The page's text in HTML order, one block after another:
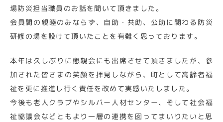
場防災担当職員のお話を聞いて頂きました。
会員間の親睦のみならず、自助・共助、公助に関わる防災
研修の場を設けて頂いたことを有難く思っております。
本年は久しぶりに懇親会にも出席させて頂きましたが、参
加された皆さまの笑顔を拝見しながら、町として高齢者福
祉を更に推進し行く責任を改めて実感いたしました。
今後も老人クラブやシルバー人材センター、そして社会福
祉協議会などともより一層の連携を図ってまいりたいと思